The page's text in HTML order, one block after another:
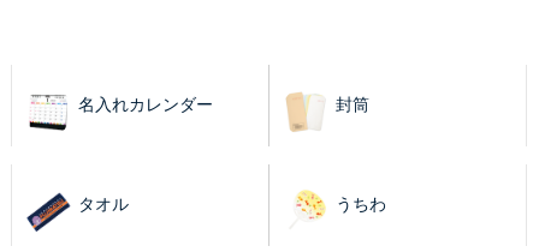
名入れカレンダー 封筒
タオル うちわ